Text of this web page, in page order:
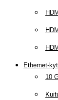
Ethernet-
10